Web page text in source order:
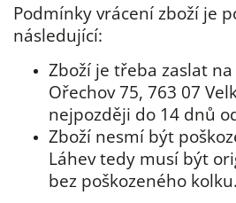
Podmínky vrácení zboží je
následující:
Zboží je třeba zaslat
Ořechov 75, 763 07
nejpozději do 14 dnů
Zboží nesmí být
Láhev tedy musí být
bez poškozeného kolku.